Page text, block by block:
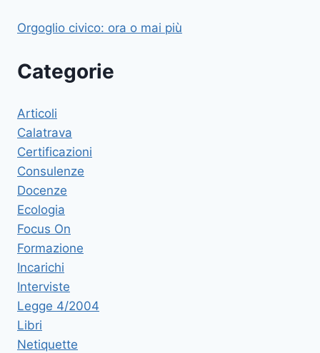
Orgoglio civico: ora o mai più
Categorie
Articoli
Calatrava
Certificazioni
Consulenze
Docenze
Ecologia
Focus On
Formazione
Incarichi
Interviste
Legge 4/2004
Libri
Netiquette